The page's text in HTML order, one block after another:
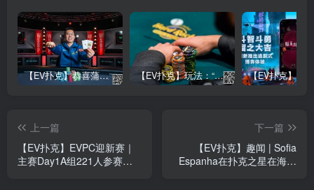
【EV扑克】恭喜蒲蔚然赛事#65夺冠，收获国人2023WSOP第六条金手链，奖金93万刀！ 【EV扑克】玩法：“松弱鱼/松凶鱼打法”的基本攻略
上一篇
【EV扑克】EVPC迎新赛｜
主赛Day1A组221人参赛开
下一篇
【EV扑克】趣闻 | Sofia
Espanha在扑克之星在海上